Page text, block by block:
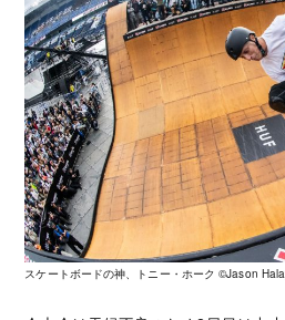
スケートボードの神、トニー・ホーク ©️Jason